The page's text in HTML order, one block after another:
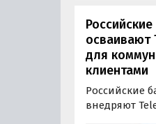
осваивают
для
клиентами
Российские
внедряют